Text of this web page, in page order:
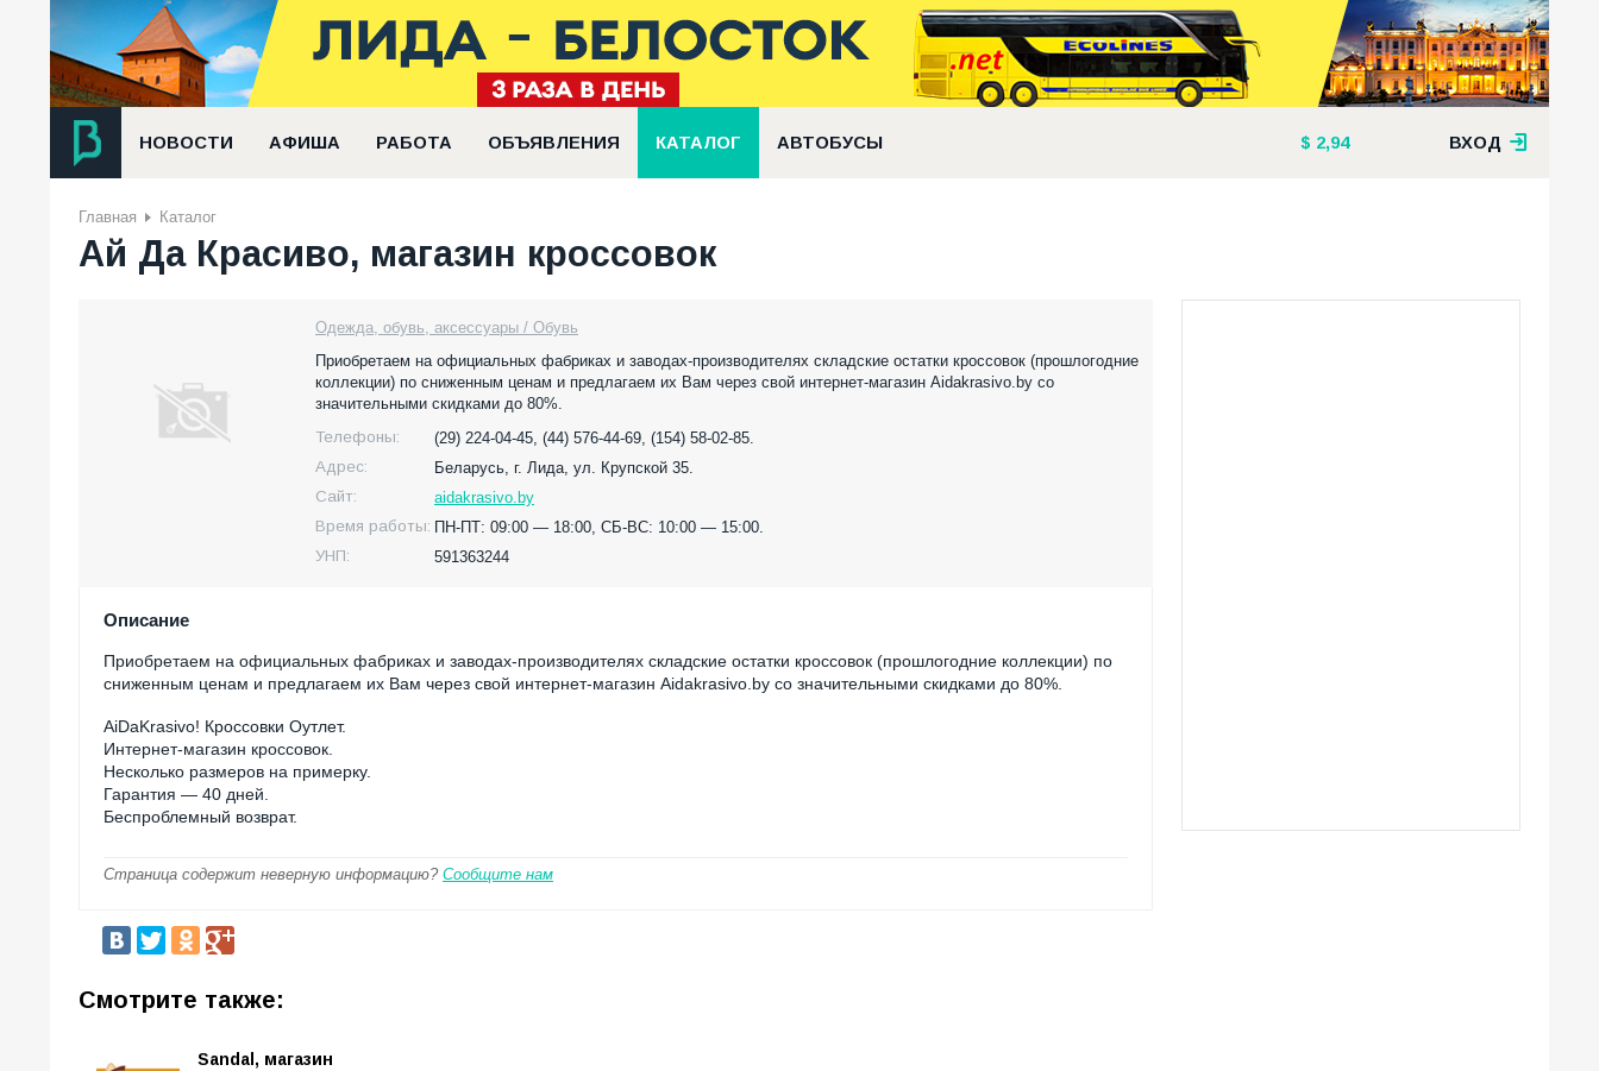
НОВОСТИ АФИША РАБОТА ОБЪЯВЛЕНИЯ КАТАЛОГ АВТОБУСЫ 2,94 ВХОД
Главная Каталог
Ай Да Красиво, магазин кроссовок
Одежда, обувь, аксессуары / Обувь
Приобретаем на официальных фабриках и заводах-производителях складские остатки кроссовок (прошлогодние
коллекции) по сниженным ценам и предлагаем их Вам через свой интернет-магазин Aidakrasivo.by со
значительными скидками до 80%.
Телефоны:
(29) 224-04-45, (44) 576-44-69, (154) 58-02-85.
Адрес:
Беларусь, г. Лида, ул. Крупской 35.
Сайт:
aidakrasivo.by
Время работы: ПН-ПТ: 09:00 — 18:00, СБ-ВС: 10:00 — 15:00.
УНП:
591363244
Описание
Приобретаем на официальных фабриках и заводах-производителях складские остатки кроссовок (прошлогодние коллекции) по
сниженным ценам и предлагаем их Вам через свой интернет-магазин Aidakrasivo.by со значительными скидками до 80%.
AiDaKrasivo! Кроссовки Оутлет.
Интернет-магазин кроссовок.
Несколько размеров на примерку.
Гарантия — 40 дней.
Беспроблемный возврат.
Страница содержит неверную информацию? Сообщите нам
Смотрите также:
Sandal, магазин